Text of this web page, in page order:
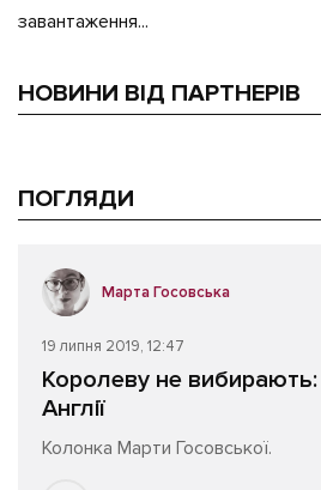
завантаження...
НОВИНИ ВІД ПАРТНЕРІВ
ПОГЛЯДИ
Марта Госовська
19 липня 2019, 12:47
Королеву не
Англії
Колонка Марти Госовської.